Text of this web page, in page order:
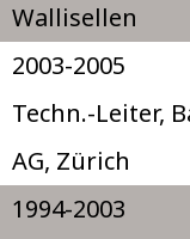
Wallisellen
2003-2005
Techn.-Leiter,
AG, Zürich
1994-2003